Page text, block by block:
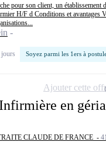
pour son client, un établissement
H/F d Conditions et avantages
Soyez parmi les 1ers à
en
CLAUDE DE FRANCE -
Ajouter cette